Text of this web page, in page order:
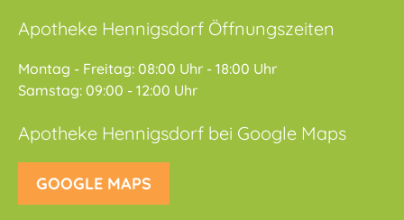
Apotheke Hennigsdorf Öffnungszeiten
Montag - Freitag: 08:00 Uhr - 18:00 Uhr
Samstag: 09:00 - 12:00 Uhr
Apotheke Hennigsdorf bei Google Maps
GOOGLE MAPS